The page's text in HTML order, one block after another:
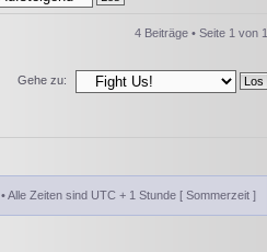
4 Beiträge • Seite 1 von 1
Gehe zu:
• Alle Zeiten sind UTC + 1 Stunde [ Sommerzeit ]